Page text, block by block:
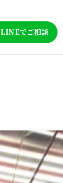
LINEでご相談